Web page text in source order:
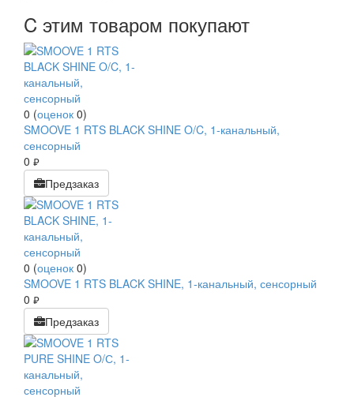
C этим товаром покупают
0 (оценок 0)
SMOOVE 1 RTS BLACK SHINE O/C, 1-канальный,
сенсорный
0 руб.
Предзаказ
0 (оценок 0)
SMOOVE 1 RTS BLACK SHINE, 1-канальный, сенсорный
0 руб.
Предзаказ